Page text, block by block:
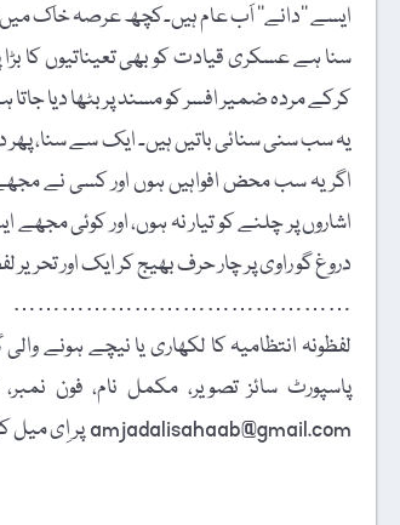
ایسے ’’دانے‘‘ اَب عام ہیں۔کچھ عرصہ خاک میں
سنا ہے عسکری قیادت کو بھی تعیناتیوں کا
کرکے مردہ ضمیر افسر کو مسند پر بٹھا دیا جاتا
یہ سب سنی سنائی باتیں ہیں۔ ایک سے سنا،
اگر یہ سب محض افواہیں ہوں اور کسی نے
اشاروں پر چلنے کو تیار نہ ہوں، اور کوئی
دروغ گو راوی پر چار حرف بھیج کر ایک اور
……………………………………
لفظونہ انتظامیہ کا لکھاری یا نیچے ہونے
amjadalisahaab@gmail.com پر اِی میل کر دیجیے۔ تحریر شائع کرنے کا فیصلہ ایڈیٹوریل بورڈ کرے گا۔